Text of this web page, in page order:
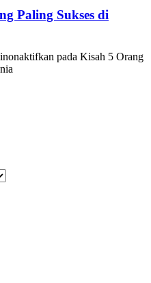
Paling Sukses di
pada Kisah 5 Orang